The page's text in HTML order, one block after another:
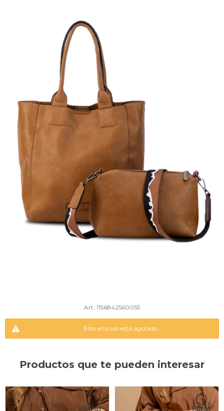
1156842560055
Este artículo está agotado.
Productos que te pueden interesar